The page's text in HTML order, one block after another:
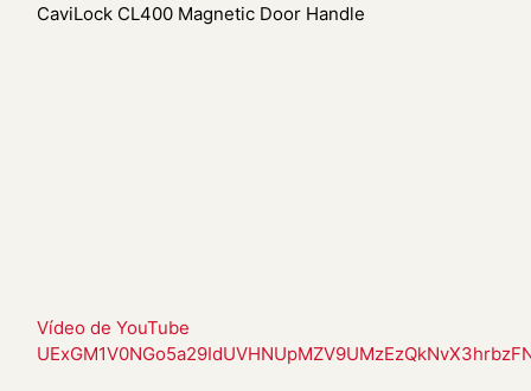
CaviLock CL400 Magnetic Door Handle
Vídeo de YouTube